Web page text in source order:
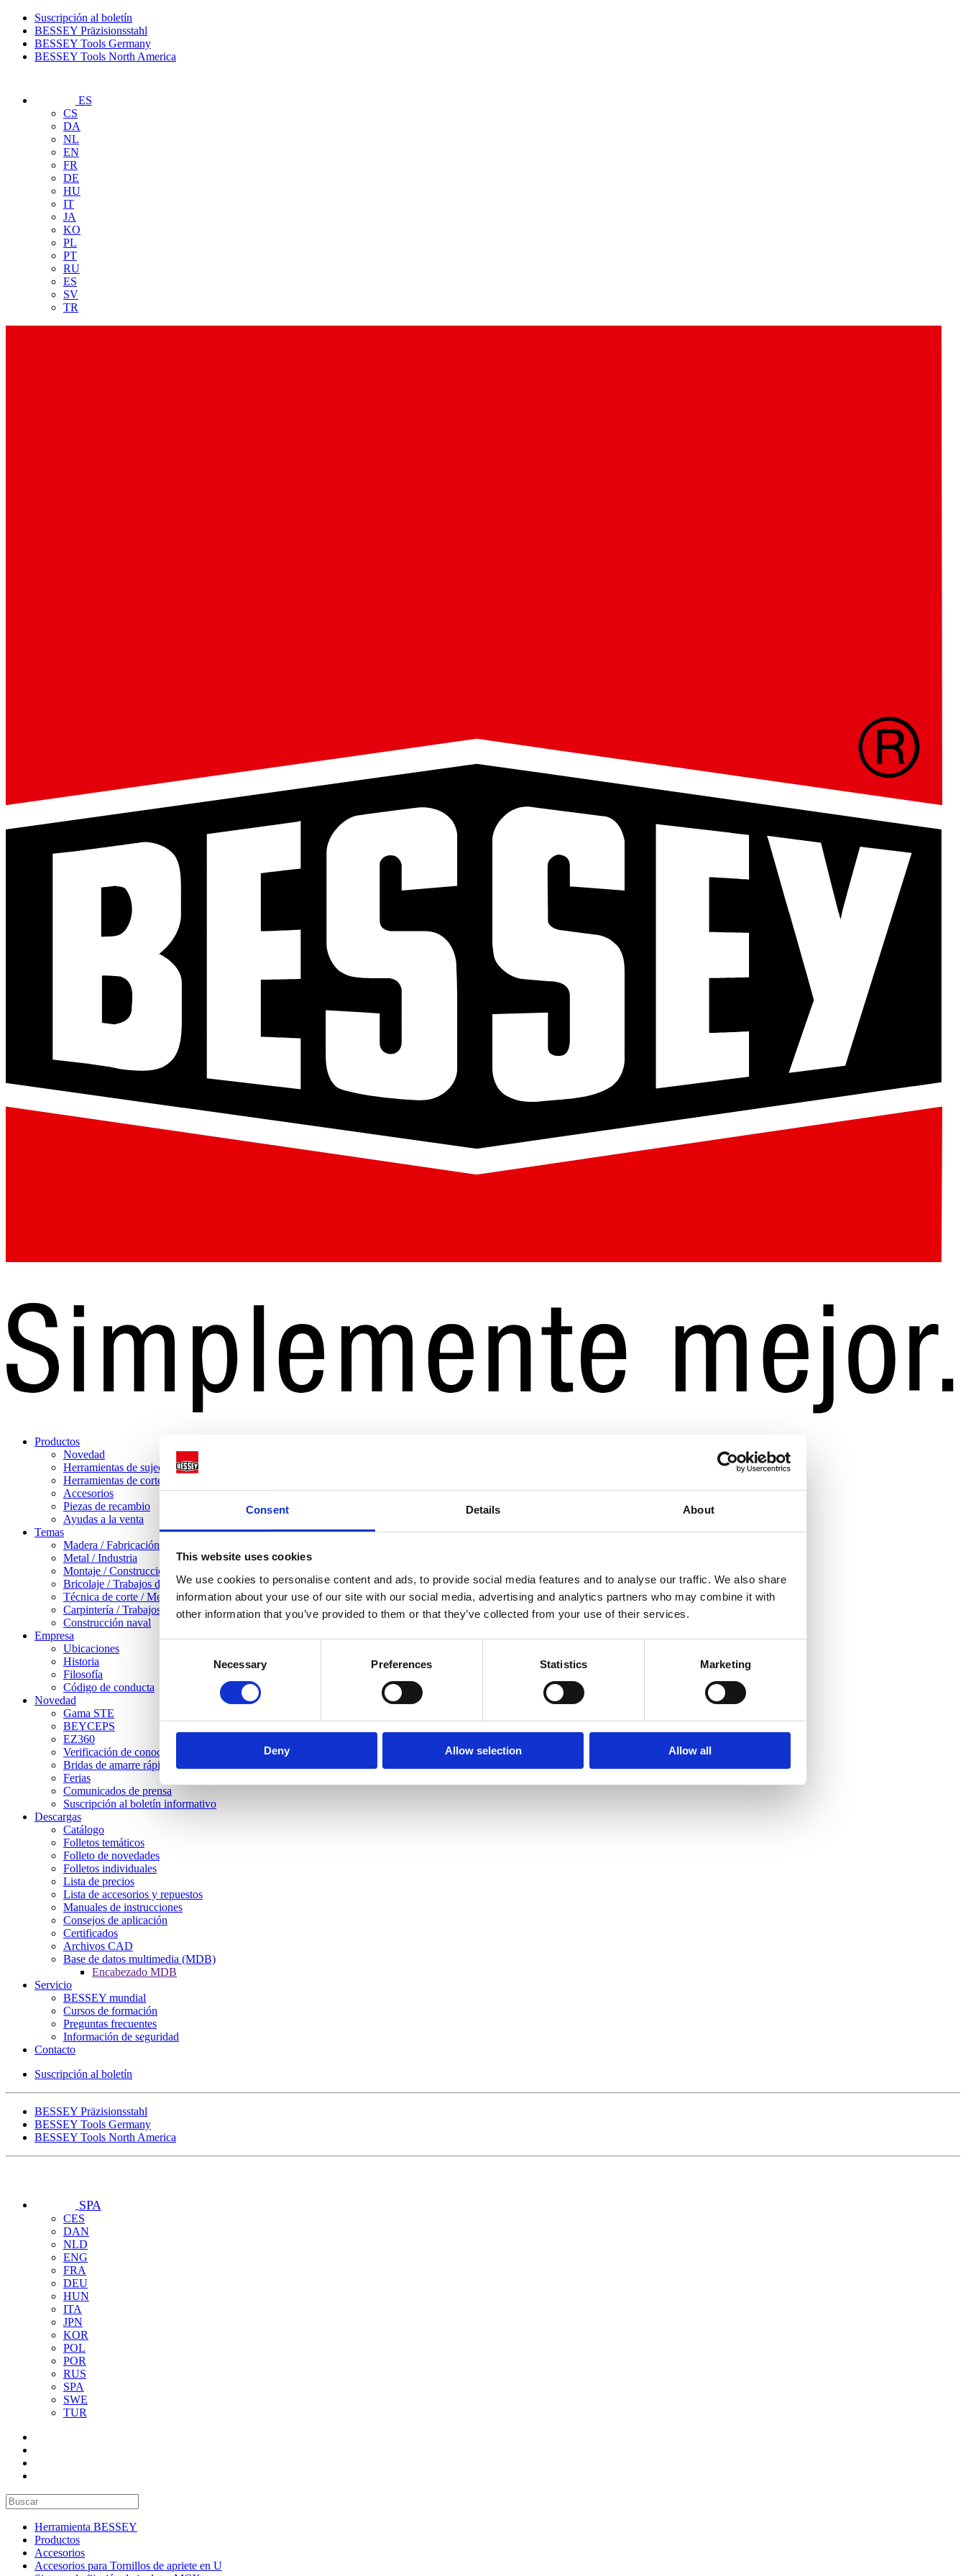
Consent Details About
This website uses cookies
We use cookies to personalise content and ads, to provide social media features and to analyse our traffic. We also share
information about your use of our site with our social media, advertising and analytics partners who may combine it with
other information that you’ve provided to them or that they’ve collected from your use of their services.
Necessary Preferences Statistics Marketing
Deny Allow selection Allow all
Suscripción al boletín
BESSEY Präzisionsstahl
BESSEY Tools Germany
BESSEY Tools North America
ES
CS
DA
NL
EN
FR
DE
HU
IT
JA
KO
PL
PT
RU
ES
SV
TR
Productos
Novedad
Herramientas de sujeción
Herramientas de corte
Accesorios
Piezas de recambio
Ayudas a la venta
Temas
Madera / Fabricación de muebles
Metal / Industria
Montaje / Construcción en seco
Bricolaje / Trabajos domésticos
Técnica de corte / Mecanizado de chapa
Carpintería / Trabajos pesados con madera
Construcción naval
Empresa
Ubicaciones
Historia
Filosofía
Código de conducta
Novedad
Gama STE
BEYCEPS
EZ360
Verificación de conocimientos
Bridas de amarre rápido STC
Ferias
Comunicados de prensa
Suscripción al boletín informativo
Descargas
Catálogo
Folletos temáticos
Folleto de novedades
Folletos individuales
Lista de precios
Lista de accesorios y repuestos
Manuales de instrucciones
Consejos de aplicación
Certificados
Archivos CAD
Base de datos multimedia (MDB)
Encabezado MDB
Servicio
BESSEY mundial
Cursos de formación
Preguntas frecuentes
Información de seguridad
Contacto
Suscripción al boletín
BESSEY Präzisionsstahl
BESSEY Tools Germany
BESSEY Tools North America
SPA
CES
DAN
NLD
ENG
FRA
DEU
HUN
ITA
JPN
KOR
POL
POR
RUS
SPA
SWE
TUR
Herramienta BESSEY
Productos
Accesorios
Accesorios para Tornillos de apriete en U